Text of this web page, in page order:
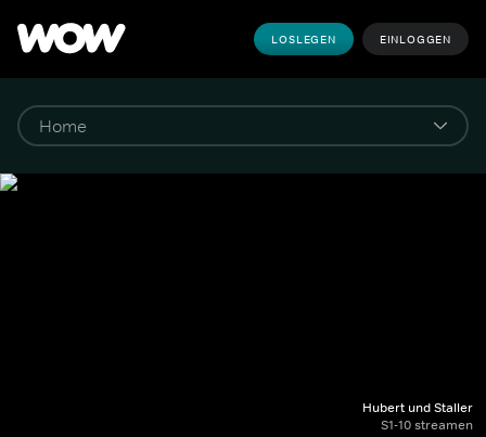
LOSLEGEN EINLOGGEN
Hubert und Staller
S1-10 streamen